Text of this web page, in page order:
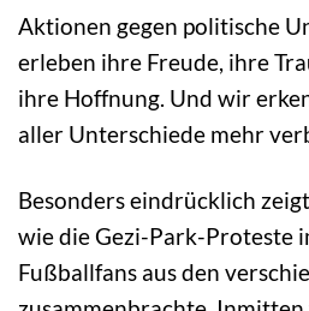
Aktionen gegen politische
erleben ihre Freude, ihre
ihre Hoffnung. Und wir
aller Unterschiede mehr
Besonders eindrücklich
wie die Gezi-Park-Proteste
Fußballfans aus den